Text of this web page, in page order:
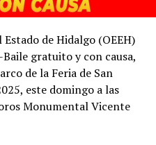
de Hidalgo (OEEH)
gratuito y con causa,
de la Feria de San
este domingo a las
Monumental Vicente